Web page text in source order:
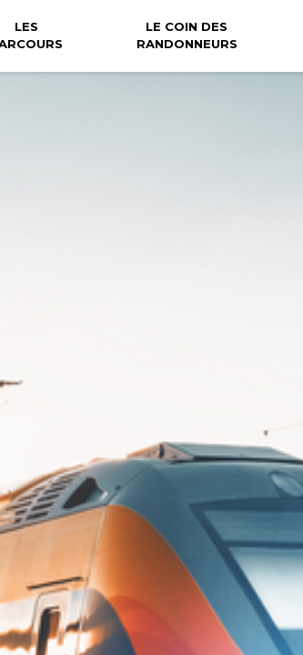
LES
LE COIN DES
RANDONNEURS